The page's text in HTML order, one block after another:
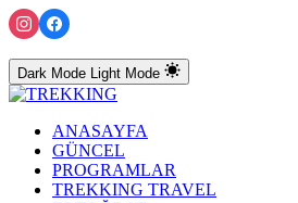
Dark Mode Light Mode
ANASAYFA
GÜNCEL
PROGRAMLAR
TREKKING TRAVEL